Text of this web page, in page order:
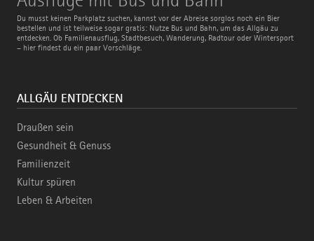
Du musst keinen Parkplatz suchen, kannst vor der Abreise sorglos noch ein Bier
bestellen und ist teilweise sogar gratis: Nutze Bus und Bahn, um das Allgäu zu
entdecken. Ob Familienausflug, Stadtbesuch, Wanderung, Radtour oder Wintersport
– hier findest du ein paar Vorschläge.
mit
Bus
und
Bahn
ALLGÄU ENTDECKEN
Draußen sein
Gesundheit & Genuss
Familienzeit
Kultur spüren
Leben & Arbeiten